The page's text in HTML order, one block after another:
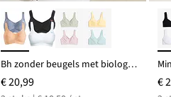
Bh zonder beugels met biologisch katoen (set van 2)
€ 20,99 €